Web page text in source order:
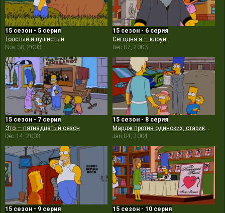
15 сезон - 5 серия
Толстый и пушистый
Nov 30, 2003
15 сезон - 6 серия
Сегодня я — клоун
Dec 07, 2003
15 сезон - 7 серия
Это — пятнадцатый сезон
Dec 14, 2003
15 сезон - 8 серия
Мардж против одиноких, стариков, бездетных пар, подростков и геев
Jan 04, 2004
15 сезон - 9 серия 15 сезон - 10 серия